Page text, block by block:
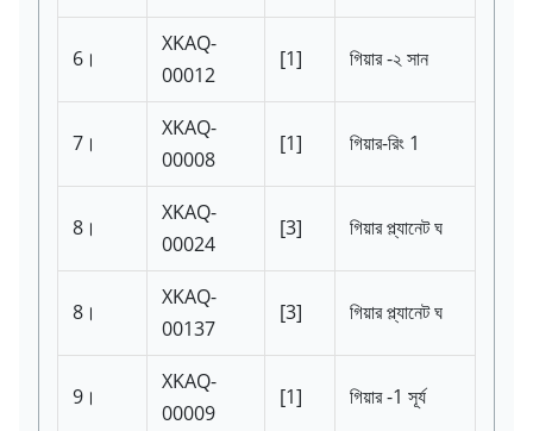
6।
XKAQ-
00012
[1] গিয়ার -২ সান
7।
XKAQ-
00008
[1] গিয়ার-রিং 1
8।
XKAQ-
00024
[3] গিয়ার প্ল্যানেট ঘ
8।
XKAQ-
00137
[3] গিয়ার প্ল্যানেট ঘ
9।
XKAQ-
00009
[1] গিয়ার -1 সূর্য